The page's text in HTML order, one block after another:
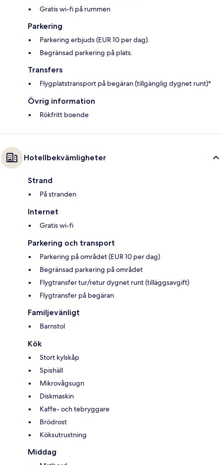
Gratis wi-fi på rummen
Parkering
Parkering erbjuds (EUR 10 per dag).
Begränsad parkering på plats.
Transfers
Flygplatstransport på begäran (tillgänglig dygnet runt)*
Övrig information
Rökfritt boende
Hotellbekvämligheter
Strand
På stranden
Internet
Gratis wi-fi
Parkering och transport
Parkering på området (EUR 10 per dag)
Begränsad parkering på området
Flygtransfer tur/retur dygnet runt (tilläggsavgift)
Flygtransfer på begäran
Familjevänligt
Barnstol
Kök
Stort kylskåp
Spishäll
Mikrovågsugn
Diskmaskin
Kaffe- och tebryggare
Brödrost
Köksutrustning
Middag